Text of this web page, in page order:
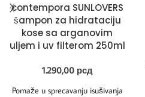
contempora SUNLOVERS
šampon za hidrataciju
kose sa arganovim
uljem i uv filterom 250ml
1.290,00 рсд
Pomaže u sprecavanju isušivanja